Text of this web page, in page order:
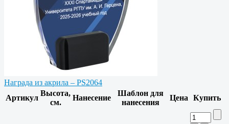
Награда из акрила – PS2064
Артикул
Высота,
см.
Нанесение
Шаблон для
нанесения
Цена Купить